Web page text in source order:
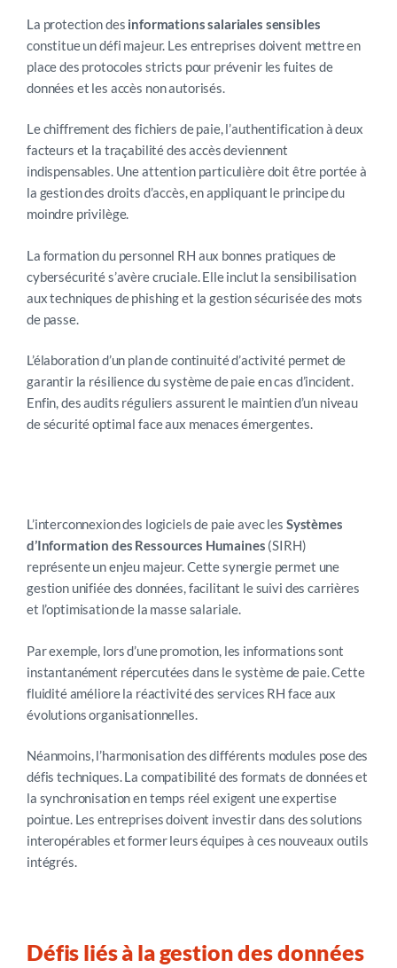
La protection des informations salariales sensibles
constitue un défi majeur. Les entreprises doivent mettre en
place des protocoles stricts pour prévenir les fuites de
données et les accès non autorisés.
Le chiffrement des fichiers de paie, l’authentification à deux
facteurs et la traçabilité des accès deviennent
indispensables. Une attention particulière doit être portée à
la gestion des droits d’accès, en appliquant le principe du
moindre privilège.
La formation du personnel RH aux bonnes pratiques de
cybersécurité s’avère cruciale. Elle inclut la sensibilisation
aux techniques de phishing et la gestion sécurisée des mots
de passe.
L’élaboration d’un plan de continuité d’activité permet de
garantir la résilience du système de paie en cas d’incident.
Enfin, des audits réguliers assurent le maintien d’un niveau
de sécurité optimal face aux menaces émergentes.
L’interconnexion des logiciels de paie avec les Systèmes
d’Information des Ressources Humaines (SIRH)
représente un enjeu majeur. Cette synergie permet une
gestion unifiée des données, facilitant le suivi des carrières
et l’optimisation de la masse salariale.
Par exemple, lors d’une promotion, les informations sont
instantanément répercutées dans le système de paie. Cette
fluidité améliore la réactivité des services RH face aux
évolutions organisationnelles.
Néanmoins, l’harmonisation des différents modules pose des
défis techniques. La compatibilité des formats de données et
la synchronisation en temps réel exigent une expertise
pointue. Les entreprises doivent investir dans des solutions
interopérables et former leurs équipes à ces nouveaux outils
intégrés.
Défis liés à la gestion des données